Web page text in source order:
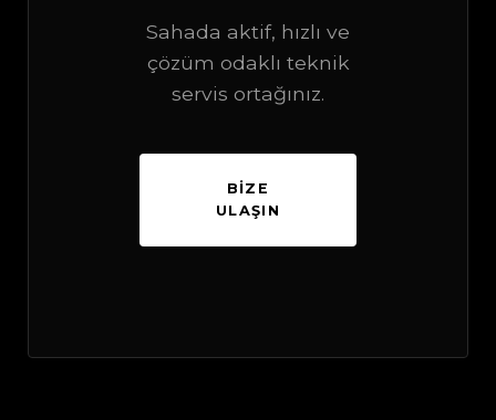
Sahada aktif, hızlı ve
çözüm odaklı teknik
servis ortağınız.
BIZE
ULAŞIN